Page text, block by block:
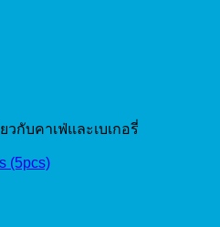
วกับคาเฟ่และเบเกอรี่
(5pcs)